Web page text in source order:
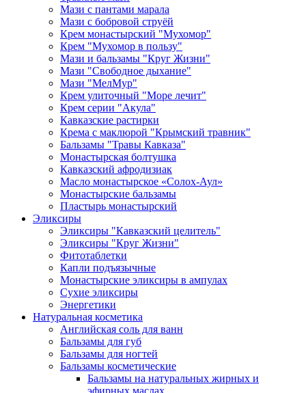
Мази с пантами марала
Мази с бобровой струёй
Крем монастырский "Мухомор"
Крем "Мухомор в пользу"
Мази и бальзамы "Круг Жизни"
Мази "Свободное дыхание"
Мази "МелМур"
Крем улиточный "Море лечит"
Крем серии "Акула"
Кавказские растирки
Крема с маклюрой "Крымский травник"
Бальзамы "Травы Кавказа"
Монастырская болтушка
Кавказский афродизиак
Масло монастырское «Солох-Аул»
Монастырские бальзамы
Пластырь монастырский
Эликсиры
Эликсиры "Кавказский целитель"
Эликсиры "Круг Жизни"
Фитотаблетки
Капли подъязычные
Монастырские эликсиры в ампулах
Сухие эликсиры
Энергетики
Натуральная косметика
Английская соль для ванн
Бальзамы для губ
Бальзамы для ногтей
Бальзамы косметические
Бальзамы на натуральных жирных и
эфирных маслах